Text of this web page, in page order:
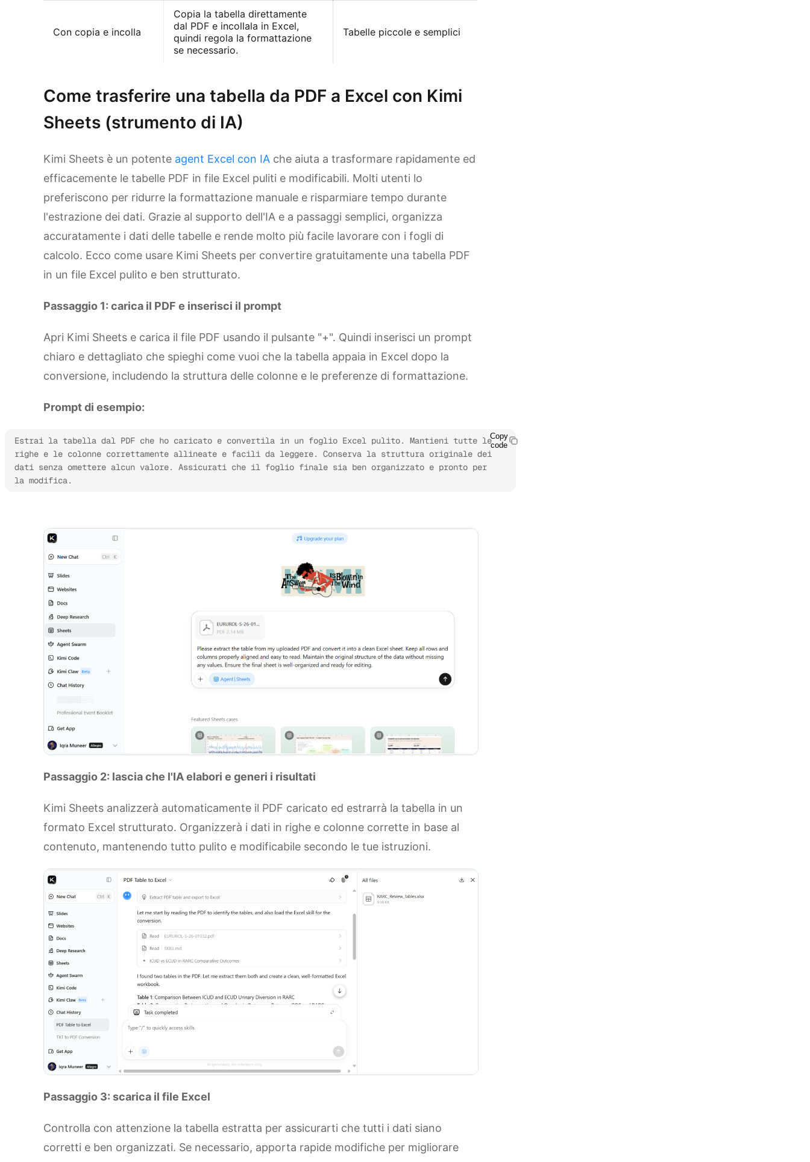
Con copia e incolla
Copia la tabella direttamente
dal PDF e incollala in Excel,
quindi regola la formattazione
se necessario.
Tabelle piccole e semplici
Come trasferire una tabella da PDF a Excel con Kimi
Sheets (strumento di IA)
Kimi Sheets è un potente agent Excel con IA che aiuta a trasformare rapidamente ed
efficacemente le tabelle PDF in file Excel puliti e modificabili. Molti utenti lo
preferiscono per ridurre la formattazione manuale e risparmiare tempo durante
l'estrazione dei dati. Grazie al supporto dell'IA e a passaggi semplici, organizza
accuratamente i dati delle tabelle e rende molto più facile lavorare con i fogli di
calcolo. Ecco come usare Kimi Sheets per convertire gratuitamente una tabella PDF
in un file Excel pulito e ben strutturato.
Passaggio 1: carica il PDF e inserisci il prompt
Apri Kimi Sheets e carica il file PDF usando il pulsante "+". Quindi inserisci un prompt
chiaro e dettagliato che spieghi come vuoi che la tabella appaia in Excel dopo la
conversione, includendo la struttura delle colonne e le preferenze di formattazione.
Prompt di esempio:
Estrai la tabella dal PDF che ho caricato e convertila in un foglio Excel pulito. Mantieni tutte le
righe e le colonne correttamente allineate e facili da leggere. Conserva la struttura originale dei
dati senza omettere alcun valore. Assicurati che il foglio finale sia ben organizzato e pronto per
la modifica.
Copy
code
Passaggio 2: lascia che l'IA elabori e generi i risultati
Kimi Sheets analizzerà automaticamente il PDF caricato ed estrarrà la tabella in un
formato Excel strutturato. Organizzerà i dati in righe e colonne corrette in base al
contenuto, mantenendo tutto pulito e modificabile secondo le tue istruzioni.
Passaggio 3: scarica il file Excel
Controlla con attenzione la tabella estratta per assicurarti che tutti i dati siano
corretti e ben organizzati. Se necessario, apporta rapide modifiche per migliorare